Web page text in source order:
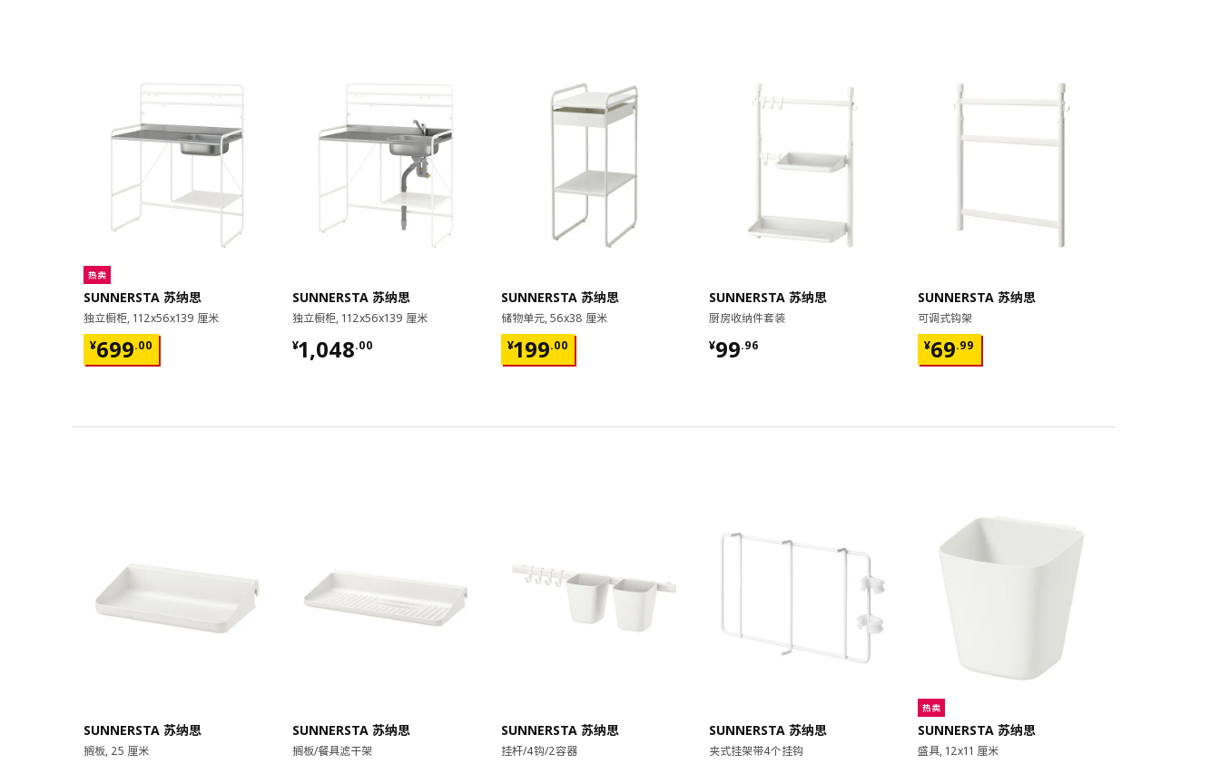
热卖
SUNNERSTA 苏纳思
独立橱柜, 112x56x139 厘米
¥699.00
¥ 699.00
SUNNERSTA 苏纳思
独立橱柜, 112x56x139 厘米
¥1,048.00
¥ 1048.00
SUNNERSTA 苏纳思
储物单元, 56x38 厘米
¥199.00
¥ 199.00
SUNNERSTA 苏纳思
厨房收纳件套装
¥99.96
¥ 99.96
SUNNERSTA 苏纳思
可调式钩架
¥69.99
¥ 69.99
SUNNERSTA 苏纳思
搁板, 25 厘米
SUNNERSTA 苏纳思
搁板/餐具滤干架
SUNNERSTA 苏纳思
挂杆/4钩/2容器
SUNNERSTA 苏纳思
夹式挂架带4个挂钩
热卖
SUNNERSTA 苏纳思
盛具, 12x11 厘米